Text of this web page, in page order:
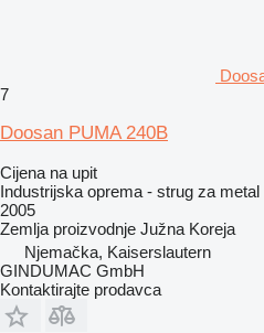
7
Doosan PUMA 240B
Cijena na upit
Industrijska oprema - strug za metal
2005
Zemlja proizvodnje Južna Koreja
Njemačka, Kaiserslautern
GINDUMAC GmbH
Kontaktirajte prodavca